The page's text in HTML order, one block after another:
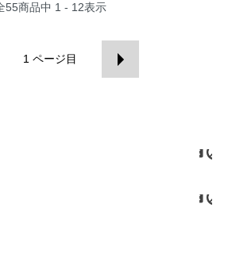
55商品中 1 - 12表示
1 ページ目